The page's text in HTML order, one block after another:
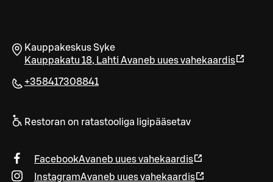
Kauppakeskus Syke
Kauppakatu 18, Lahti Avaneb uues vahekaardis
+358417308841
Restoran on ratastooliga ligipääsetav
FacebookAvaneb uues vahekaardis
InstagramAvaneb uues vahekaardis